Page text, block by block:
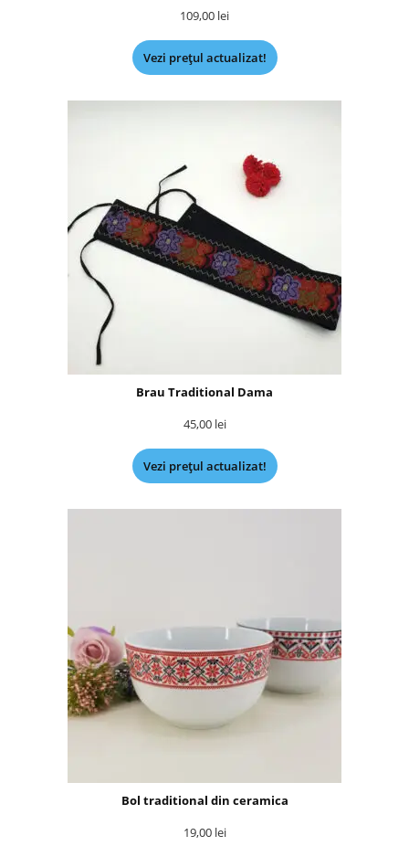
109,00 lei
Vezi prețul actualizat!
Brau Traditional Dama
45,00 lei
Vezi prețul actualizat!
Bol traditional din ceramica
19,00 lei